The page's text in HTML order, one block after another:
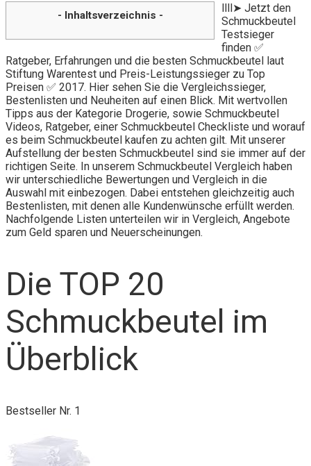
- Inhaltsverzeichnis -
llll➤ Jetzt den
Schmuckbeutel
Testsieger
finden ✅
Ratgeber, Erfahrungen und die besten Schmuckbeutel laut
Stiftung Warentest und Preis-Leistungssieger zu Top
Preisen ✅ 2017. Hier sehen Sie die Vergleichssieger,
Bestenlisten und Neuheiten auf einen Blick. Mit wertvollen
Tipps aus der Kategorie Drogerie, sowie Schmuckbeutel
Videos, Ratgeber, einer Schmuckbeutel Checkliste und worauf
es beim Schmuckbeutel kaufen zu achten gilt. Mit unserer
Aufstellung der besten Schmuckbeutel sind sie immer auf der
richtigen Seite. In unserem Schmuckbeutel Vergleich haben
wir unterschiedliche Bewertungen und Vergleich in die
Auswahl mit einbezogen. Dabei entstehen gleichzeitig auch
Bestenlisten, mit denen alle Kundenwünsche erfüllt werden.
Nachfolgende Listen unterteilen wir in Vergleich, Angebote
zum Geld sparen und Neuerscheinungen.
Die TOP 20
Schmuckbeutel im
Überblick
Bestseller Nr. 1